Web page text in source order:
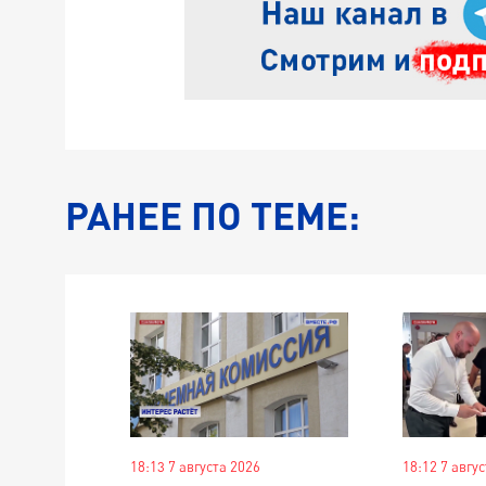
РАНЕЕ ПО ТЕМЕ:
18:13 7 августа 2026 18:12 7